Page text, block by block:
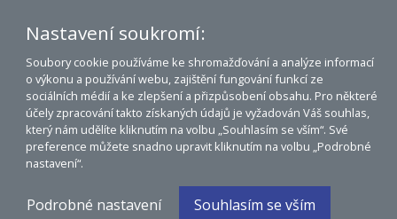
Nastavení soukromí:
Soubory cookie používáme ke shromažďování a analýze informací
o výkonu a používání webu, zajištění fungování funkcí ze
sociálních médií a ke zlepšení a přizpůsobení obsahu. Pro některé
účely zpracování takto získaných údajů je vyžadován Váš souhlas,
který nám udělíte kliknutím na volbu „Souhlasím se vším“. Své
preference můžete snadno upravit kliknutím na volbu „Podrobné
nastavení“.
Podrobné nastavení Souhlasím se vším